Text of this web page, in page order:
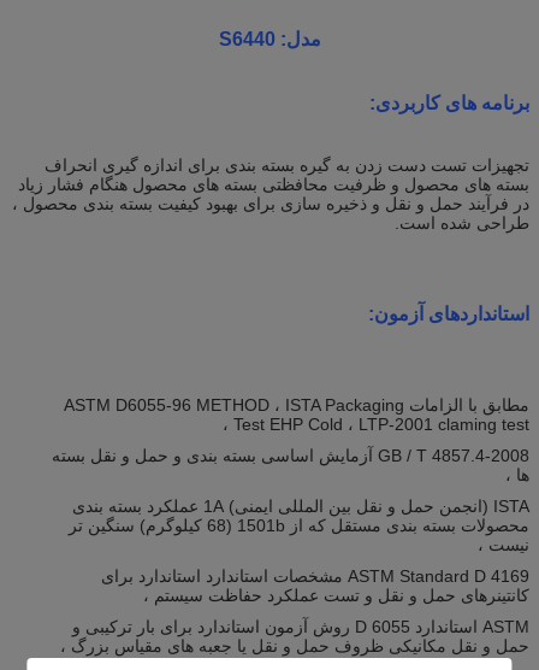
مدل: S6440
برنامه های کاربردی:
تجهیزات تست دست زدن به گیره بسته بندی برای اندازه گیری انحراف
بسته های محصول و ظرفیت محافظتی بسته های محصول هنگام فشار زیاد
در فرآیند حمل و نقل و ذخیره سازی برای بهبود کیفیت بسته بندی محصول ،
طراحی شده است.
استانداردهای آزمون:
مطابق با الزامات ASTM D6055-96 METHOD ، ISTA Packaging
Test EHP Cold ، LTP-2001 claming test ،
GB / T 4857.4-2008 آزمایش اساسی بسته بندی و حمل و نقل بسته
ها ،
ISTA (انجمن حمل و نقل بین المللی ایمنی) 1A عملکرد بسته بندی
محصولات بسته بندی مستقل که از 1501b (68 کیلوگرم) سنگین تر
نیست ،
ASTM Standard D 4169 مشخصات استاندارد استاندارد برای
کانتینرهای حمل و نقل و تست عملکرد حفاظت سیستم ،
ASTM استاندارد D 6055 روش آزمون استاندارد برای بار ترکیبی و
حمل و نقل مکانیکی ظروف حمل و نقل یا جعبه های مقیاس بزرگ ،